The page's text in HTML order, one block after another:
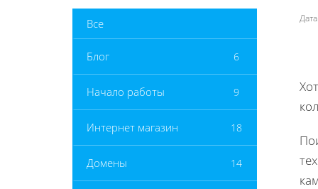
Все
Блог 6
Начало работы 9
Интернет магазин 18
Домены 14